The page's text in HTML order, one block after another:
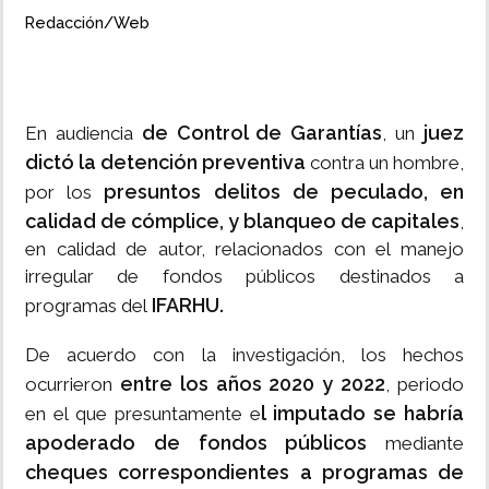
Redacción/Web
En audiencia de Control de Garantías, un juez
dictó la detención preventiva contra un hombre,
por los presuntos delitos de peculado, en
calidad de cómplice, y blanqueo de capitales,
en calidad de autor, relacionados con el manejo
irregular de fondos públicos destinados a
programas del IFARHU.
De acuerdo con la investigación, los hechos
ocurrieron entre los años 2020 y 2022, periodo
en el que presuntamente el imputado se habría
apoderado de fondos públicos mediante
cheques correspondientes a programas de